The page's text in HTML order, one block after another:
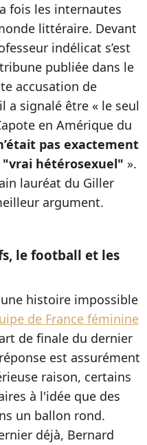
fois les internautes
littéraire. Devant
indélicat s’est
publiée dans le
accusation de
a signalé être « le seul
en Amérique du
pas exactement
"vrai hétérosexuel" ».
lauréat du Giller
argument.
le football et les
histoire impossible
de France féminine
de finale du dernier
est assurément
raison, certains
à l'idée que des
un ballon rond.
déjà, Bernard